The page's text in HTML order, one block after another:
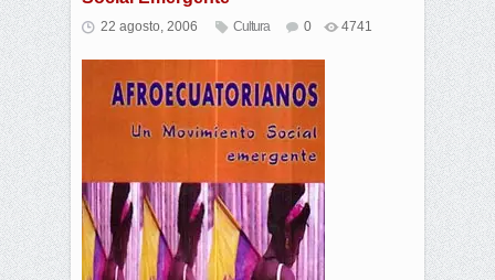
22 agosto, 2006 Cultura 0 4741